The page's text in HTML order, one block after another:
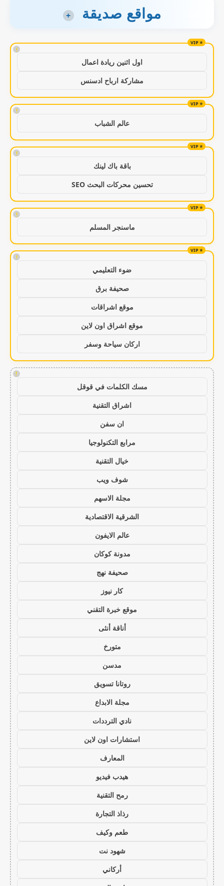
مواقع صديقة +
!
اول اثنين ريادة اعمال
مشاركة ارباح ادسنس
!
عالم الشباب
!
باقة باك لينك
تحسين محركات البحث SEO
!
ماسنجر المسلم
!
ضوء التعليمي
صحيفة برق
موقع اشراقات
موقع اشراق اون لاين
اركان سياحة وسفر
!
مسك الكلمات في قوقل
اشراق التقنية
ان سفن
مرابع التكنولوجيا
خيال التقنية
شوف ويب
مجلة الاسهم
الشرقية الاقتصادية
عالم الايفون
مدونة كوكان
صحيفة نهج
كار نيوز
موقع خبرة التقني
أناقة أنثى
متورخ
مدسن
روتانا تسويق
مجلة الابداع
نادي الترددات
استشارات اون لاين
المعارف
هيدب فيديو
رمح التقنية
رذاذ التجارة
طعم وكيف
شهود نت
أركاني